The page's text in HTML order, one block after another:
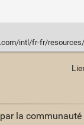
intl/fr-fr/resources/using-
la communauté